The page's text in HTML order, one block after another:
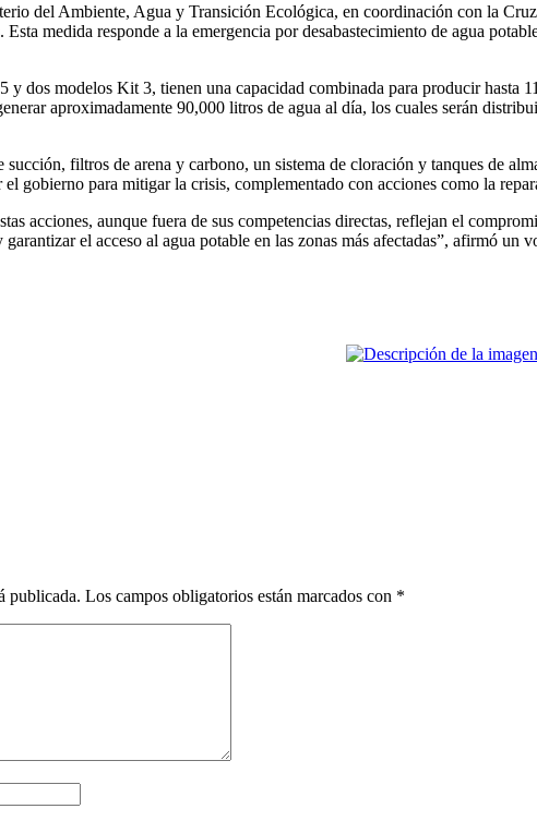
del Ambiente, Agua y Transición Ecológica, en coordinación con la
medida responde a la emergencia por desabastecimiento de agua
dos modelos Kit 3, tienen una capacidad combinada para producir hasta
aproximadamente 90,000 litros de agua al día, los cuales serán
succión, filtros de arena y carbono, un sistema de cloración y tanques de
gobierno para mitigar la crisis, complementado con acciones como la
acciones, aunque fuera de sus competencias directas, reflejan el
garantizar el acceso al agua potable en las zonas más afectadas”, afirmó
publicada. Los campos obligatorios están marcados con *